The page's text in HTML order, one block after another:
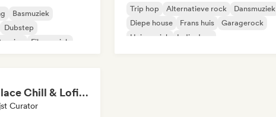
Basmuziek
Dubstep
Filmmuziek
Trip hop Alternatieve rock
Dansmuziek
Diepe house
Frans huis
Garagerock
Huismuziek
Indie dans
Ol Wallace Chill & Lofi Lounge
Curator